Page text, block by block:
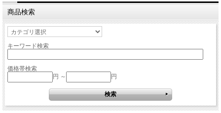
商品検索
キーワード検索
価格帯検索
円 ～
円